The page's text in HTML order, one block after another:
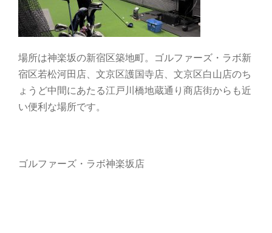
場所は神楽坂の新宿区築地町。ゴルファーズ・ラボ新
宿区若松河田店、文京区護国寺店、文京区白山店のち
ょうど中間にあたる江戸川橋地蔵通り商店街からも近
い便利な場所です。
ゴルファーズ・ラボ神楽坂店